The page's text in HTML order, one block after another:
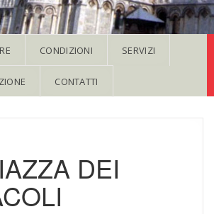
CONDIZIONI SERVIZI
CONTATTI
DEI